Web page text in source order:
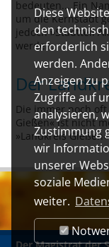
Diese
den
erforderlich
werden.
Anzeigen zu
Zugriffe auf
analysieren,
Zustimmung
wir
unserer
soziale
weiter.
bedeuten... Ein
um die Kernstadt
jedoch »Stadtteil
werden.
Der
Die immer noch
Gießen« ist nicht
»Landkreis